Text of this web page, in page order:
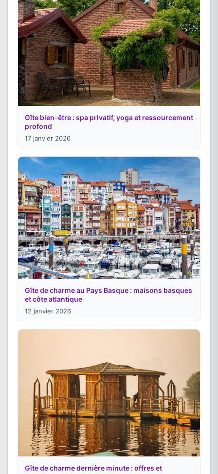
Gîte bien-être : spa privatif, yoga et ressourcement
profond
17 janvier 2026
Gîte de charme au Pays Basque : maisons basques
et côte atlantique
12 janvier 2026
Gîte de charme dernière minute : offres et